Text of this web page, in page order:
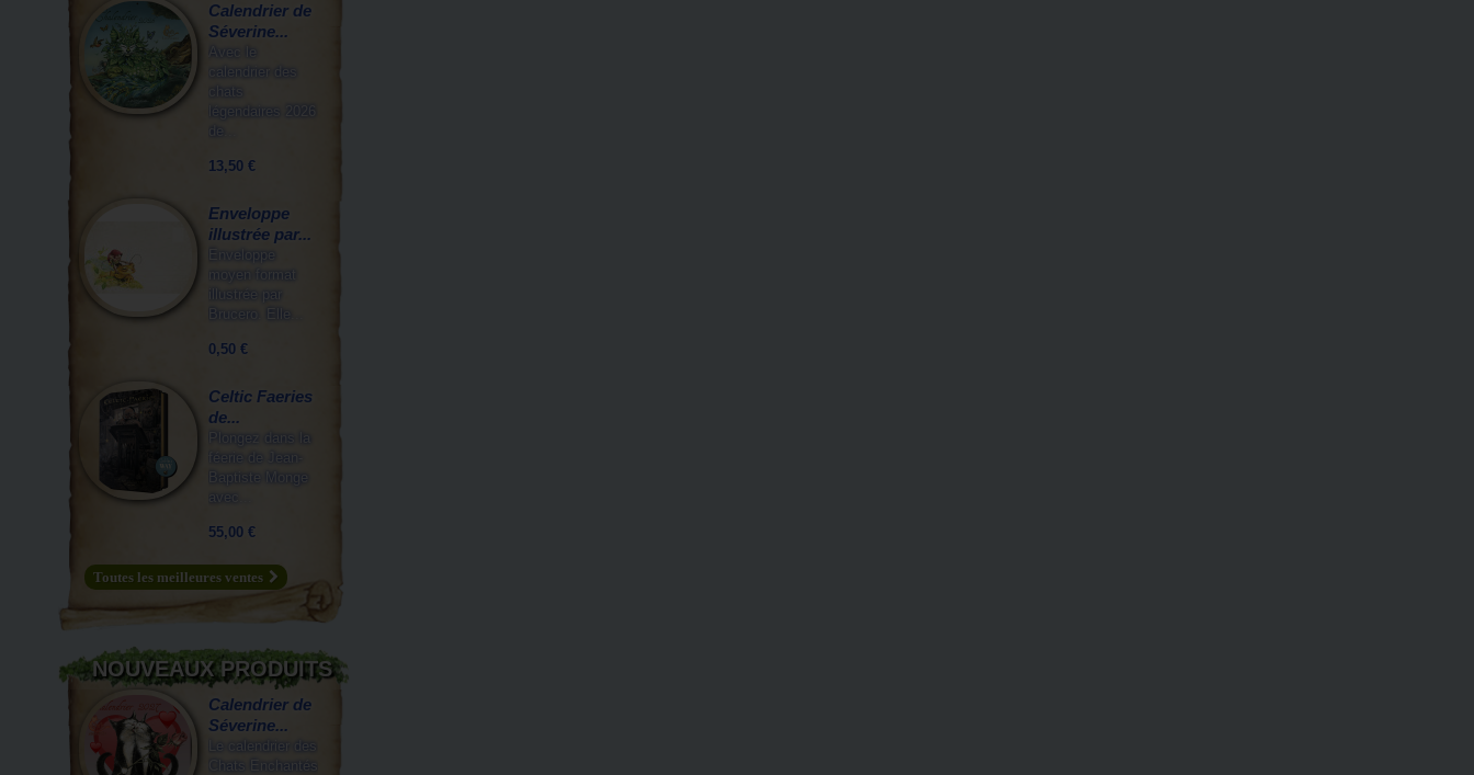
Calendrier de
Séverine...
Avec le
calendrier des
chats
légendaires 2026
de...
13,50 €
Enveloppe
illustrée par...
Enveloppe
moyen format
illustrée par
Brucero. Elle...
0,50 €
Celtic Faeries
de...
Plongez dans la
féerie de Jean-
Baptiste Monge
avec...
55,00 €
Toutes les meilleures ventes
NOUVEAUX PRODUITS
Calendrier de
Séverine...
Le calendrier des
Chats Enchantés